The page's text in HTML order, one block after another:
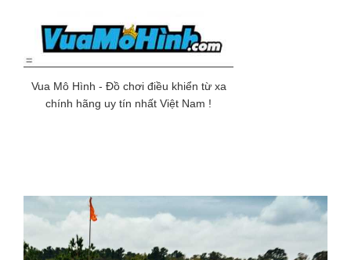
Vua Mô Hình - Đồ chơi điều khiển từ xa
chính hãng uy tín nhất Việt Nam !